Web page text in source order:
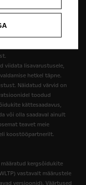
viidata lisavarustusele,
hetkel täpne.
Näidatud värvid on
toodud
kättesaadavus,
või olla saadaval ainult
teavet meie
koostööpartnerilt.
kergsõidukite
vastavalt määrustele
versioonid). Väärtused